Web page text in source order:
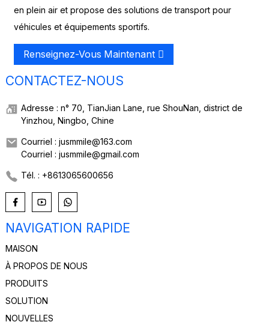
en plein air et propose des solutions de transport pour
véhicules et équipements sportifs.
Renseignez-Vous Maintenant
CONTACTEZ-NOUS
Adresse : n° 70, TianJian Lane, rue ShouNan, district de
Yinzhou, Ningbo, Chine
Courriel : jusmmile@163.com
Courriel : jusmmile@gmail.com
Tél. : +8613065600656
NAVIGATION RAPIDE
MAISON
À PROPOS DE NOUS
PRODUITS
SOLUTION
NOUVELLES